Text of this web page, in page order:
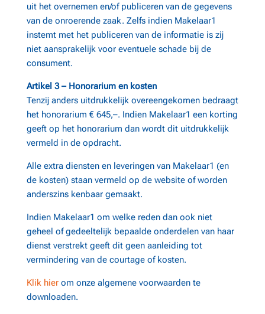
uit het overnemen en/of publiceren van de gegevens
van de onroerende zaak. Zelfs indien Makelaar1
instemt met het publiceren van de informatie is zij
niet aansprakelijk voor eventuele schade bij de
consument.
Artikel 3 – Honorarium en kosten
Tenzij anders uitdrukkelijk overeengekomen bedraagt
het honorarium € 645,–. Indien Makelaar1 een korting
geeft op het honorarium dan wordt dit uitdrukkelijk
vermeld in de opdracht.
Alle extra diensten en leveringen van Makelaar1 (en
de kosten) staan vermeld op de website of worden
anderszins kenbaar gemaakt.
Indien Makelaar1 om welke reden dan ook niet
geheel of gedeeltelijk bepaalde onderdelen van haar
dienst verstrekt geeft dit geen aanleiding tot
vermindering van de courtage of kosten.
Klik hierom onze algemene voorwaarden te
downloaden.